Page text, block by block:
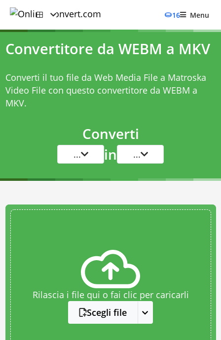
16 Menu
Convertitore da WEBM a MKV
Converti il tuo file da Web Media File a Matroska
Video File con questo convertitore da WEBM a
MKV.
Converti
... in ...
Rilascia i file qui o fai clic per caricarli
Scegli file